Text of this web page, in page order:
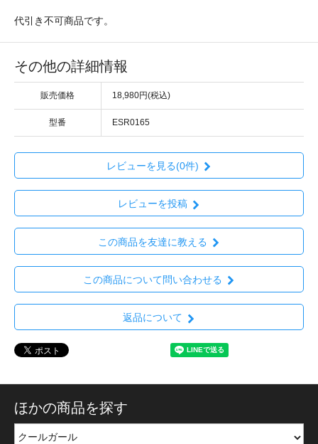
代引き不可商品です。
その他の詳細情報
販売価格 18,980円(税込)
型番 ESR0165
レビューを見る(0件)
レビューを投稿
この商品を友達に教える
この商品について問い合わせる
返品について
ほかの商品を探す